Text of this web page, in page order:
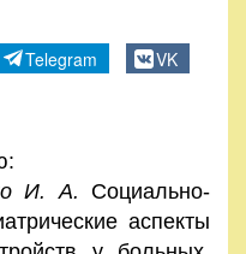
Telegram
VK
И. А. Социально-
аспекты